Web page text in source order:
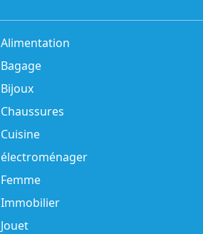
Alimentation
Bagage
Bijoux
Chaussures
Cuisine
électroménager
Femme
Immobilier
Jouet